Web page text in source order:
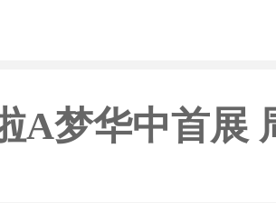
A梦华中首展